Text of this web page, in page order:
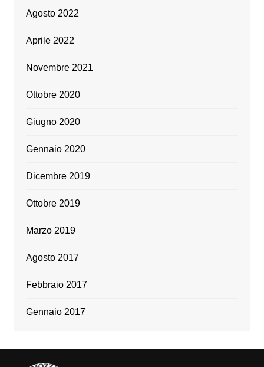
Agosto 2022
Aprile 2022
Novembre 2021
Ottobre 2020
Giugno 2020
Gennaio 2020
Dicembre 2019
Ottobre 2019
Marzo 2019
Agosto 2017
Febbraio 2017
Gennaio 2017